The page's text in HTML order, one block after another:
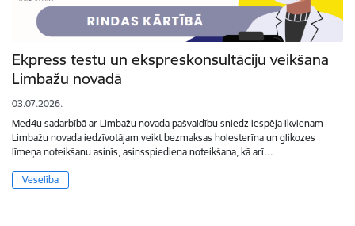
Ekpress testu un ekspreskonsultāciju veikšana
Limbažu novadā
03.07.2026.
Med4u sadarbībā ar Limbažu novada pašvaldību sniedz iespēja ikvienam
Limbažu novada iedzīvotājam veikt bezmaksas holesterīna un glikozes
līmeņa noteikšanu asinīs, asinsspiediena noteikšana, kā arī…
Veselība